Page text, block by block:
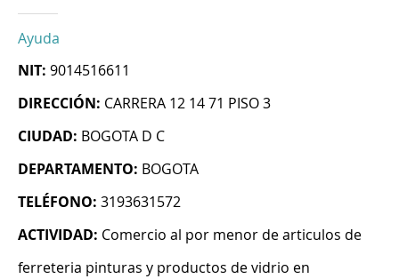
Ayuda
NIT: 9014516611
DIRECCIÓN: CARRERA 12 14 71 PISO 3
CIUDAD: BOGOTA D C
DEPARTAMENTO: BOGOTA
TELÉFONO: 3193631572
ACTIVIDAD: Comercio al por menor de articulos de
ferreteria pinturas y productos de vidrio en